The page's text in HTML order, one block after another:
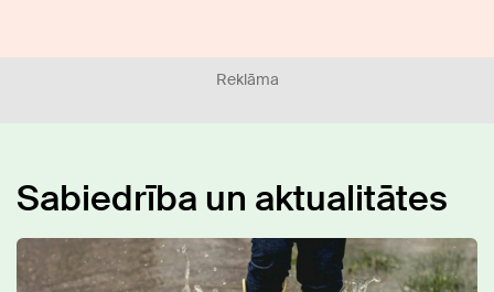
Reklāma
Sabiedrība un aktualitātes